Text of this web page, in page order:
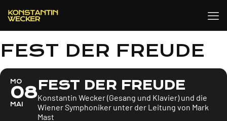
FEST DER FREUDE
MO
08
MAI
FEST DER FREUDE
Konstantin Wecker (Gesang und Klavier) und die
Wiener Symphoniker unter der Leitung von Mark
Mast